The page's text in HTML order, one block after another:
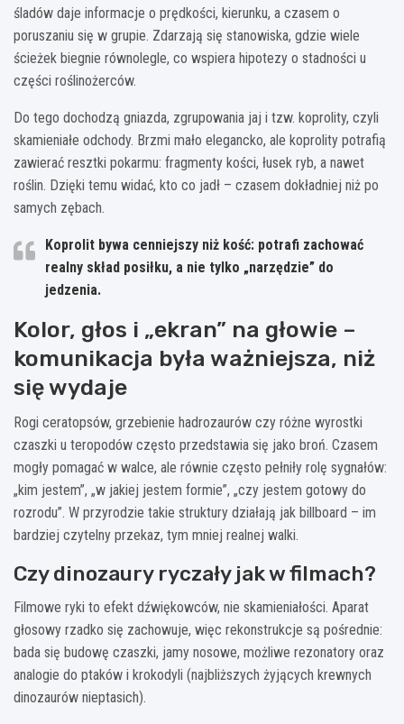
śladów daje informacje o prędkości, kierunku, a czasem o
poruszaniu się w grupie. Zdarzają się stanowiska, gdzie wiele
ścieżek biegnie równolegle, co wspiera hipotezy o stadności u
części roślinożerców.
Do tego dochodzą gniazda, zgrupowania jaj i tzw. koprolity, czyli
skamieniałe odchody. Brzmi mało elegancko, ale koprolity potrafią
zawierać resztki pokarmu: fragmenty kości, łusek ryb, a nawet
roślin. Dzięki temu widać, kto co jadł – czasem dokładniej niż po
samych zębach.
Koprolit bywa cenniejszy niż kość: potrafi zachować
realny skład posiłku, a nie tylko „narzędzie” do
jedzenia.
Kolor, głos i „ekran” na głowie –
komunikacja była ważniejsza, niż
się wydaje
Rogi ceratopsów, grzebienie hadrozaurów czy różne wyrostki
czaszki u teropodów często przedstawia się jako broń. Czasem
mogły pomagać w walce, ale równie często pełniły rolę sygnałów:
„kim jestem”, „w jakiej jestem formie”, „czy jestem gotowy do
rozrodu”. W przyrodzie takie struktury działają jak billboard – im
bardziej czytelny przekaz, tym mniej realnej walki.
Czy dinozaury ryczały jak w filmach?
Filmowe ryki to efekt dźwiękowców, nie skamieniałości. Aparat
głosowy rzadko się zachowuje, więc rekonstrukcje są pośrednie:
bada się budowę czaszki, jamy nosowe, możliwe rezonatory oraz
analogie do ptaków i krokodyli (najbliższych żyjących krewnych
dinozaurów nieptasich).